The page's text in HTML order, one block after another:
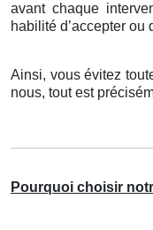
avant chaque
habilité d’accepter ou
Ainsi, vous évitez
nous, tout est
Pourquoi choisir